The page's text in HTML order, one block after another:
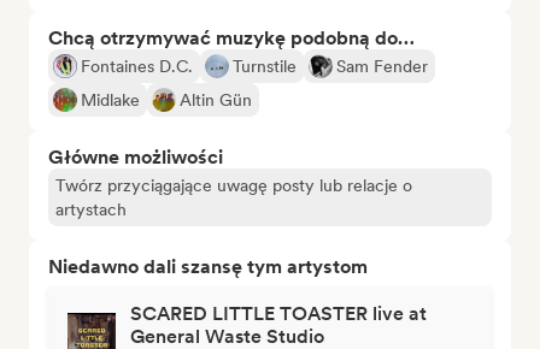
Chcą otrzymywać muzykę podobną do…
Fontaines D.C. Turnstile
Sam Fender
Midlake
Altin Gün
Główne możliwości
Twórz przyciągające uwagę posty lub relacje o
artystach
Niedawno dali szansę tym artystom
SCARED LITTLE TOASTER live at
General Waste Studio